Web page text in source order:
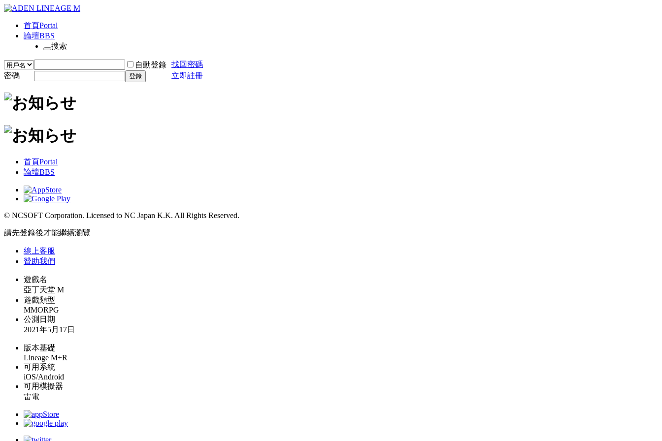
首頁Portal
論壇BBS
搜索
自動登錄 找回密碼
密碼
登錄 立即註冊
首頁Portal
論壇BBS
© NCSOFT Corporation. Licensed to NC Japan K.K. All Rights Reserved.
請先登錄後才能繼續瀏覽
線上客服
贊助我們
遊戲名
亞丁天堂 M
遊戲類型
MMORPG
公測日期
2021年5月17日
版本基礎
Lineage M+R
可用系統
iOS/Android
可用模擬器
雷電